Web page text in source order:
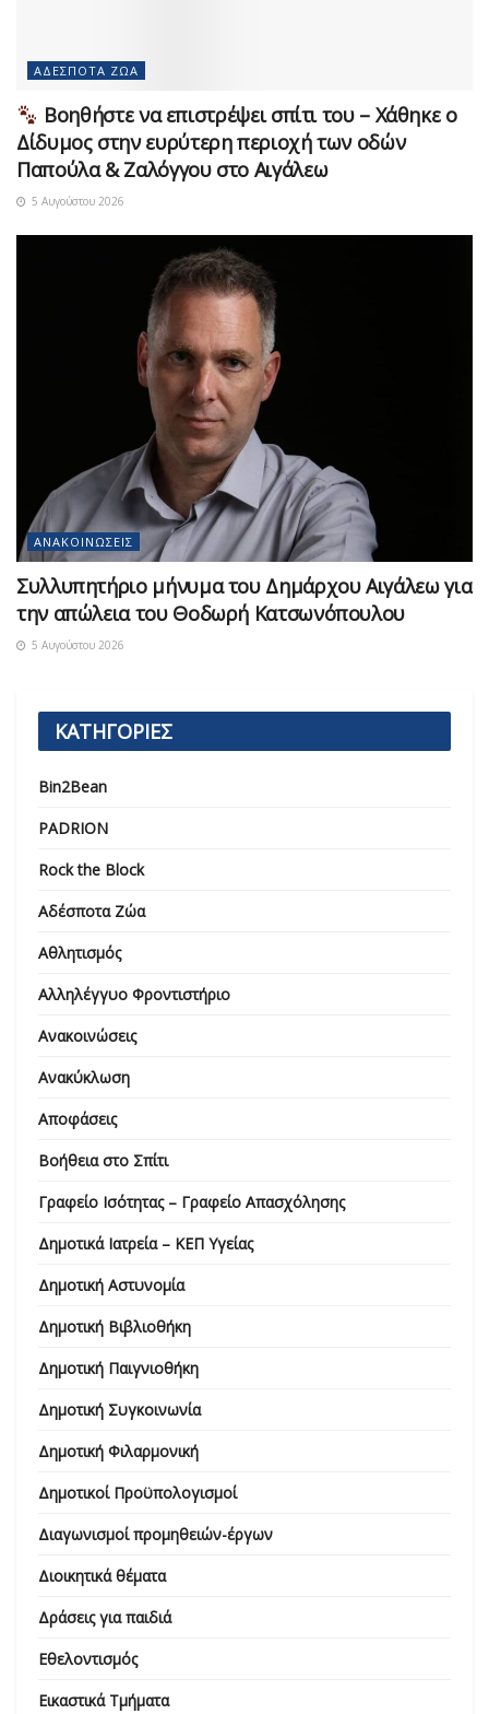
ΑΔΈΣΠΟΤΑ ΖΏΑ
Βοηθήστε να επιστρέψει σπίτι του – Χάθηκε ο
Δίδυμος στην ευρύτερη περιοχή των οδών
Παπούλα & Ζαλόγγου στο Αιγάλεω
5 Αυγούστου 2026
ΑΝΑΚΟΙΝΏΣΕΙΣ
Συλλυπητήριο μήνυμα του Δημάρχου Αιγάλεω για
την απώλεια του Θοδωρή Κατσωνόπουλου
5 Αυγούστου 2026
ΚΑΤΗΓΟΡΙΕΣ
Bin2Bean
PADRION
Rock the Block
Αδέσποτα Ζώα
Αθλητισμός
Αλληλέγγυο Φροντιστήριο
Ανακοινώσεις
Ανακύκλωση
Αποφάσεις
Βοήθεια στο Σπίτι
Γραφείο Ισότητας – Γραφείο Απασχόλησης
Δημοτικά Ιατρεία – ΚΕΠ Υγείας
Δημοτική Αστυνομία
Δημοτική Βιβλιοθήκη
Δημοτική Παιγνιοθήκη
Δημοτική Συγκοινωνία
Δημοτική Φιλαρμονική
Δημοτικοί Προϋπολογισμοί
Διαγωνισμοί προμηθειών-έργων
Διοικητικά θέματα
Δράσεις για παιδιά
Εθελοντισμός
Εικαστικά Τμήματα